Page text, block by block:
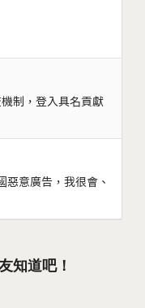
制，登入具名貢獻
意廣告，我很會、
知道吧！